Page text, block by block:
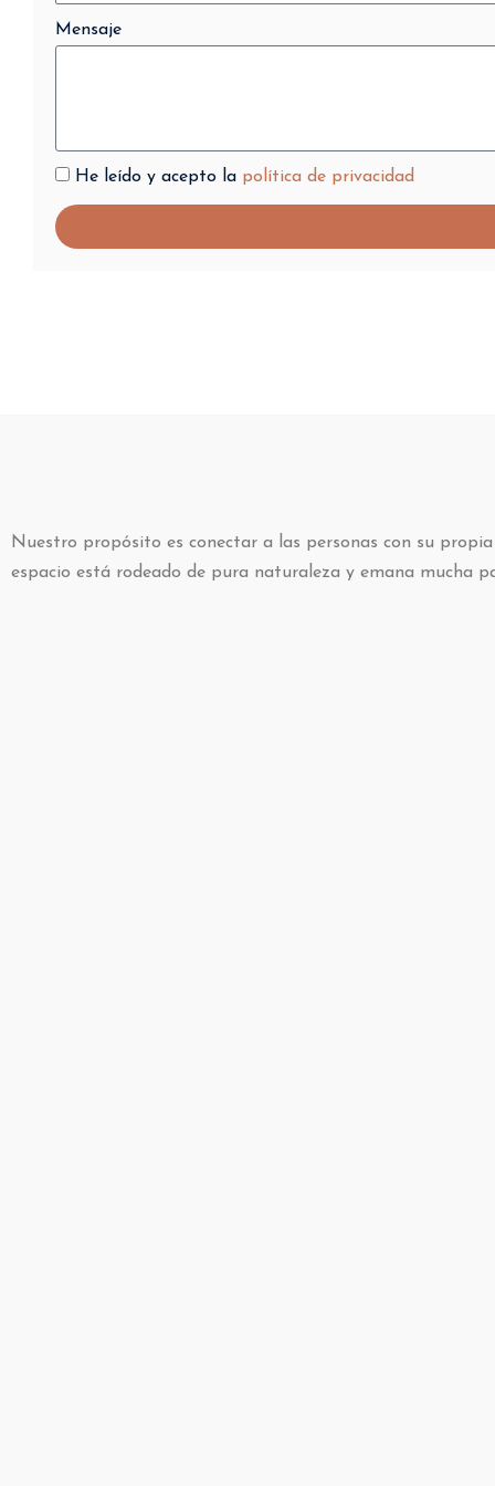
Mensaje
He leído y acepto la política de privacidad
Nuestro propósito es conectar a las personas con su
espacio está rodeado de pura naturaleza y emana mucha